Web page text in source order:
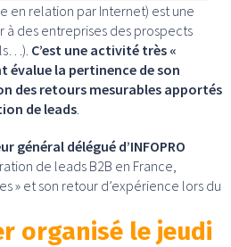
en relation par Internet) est une
à des entreprises des prospects
C’est une activité très «
évalue la pertinence de son
des retours mesurables apportés
de leads
général délégué d’INFOPRO
de leads B2B en France,
» et son retour d’expérience lors du
organisé le jeudi